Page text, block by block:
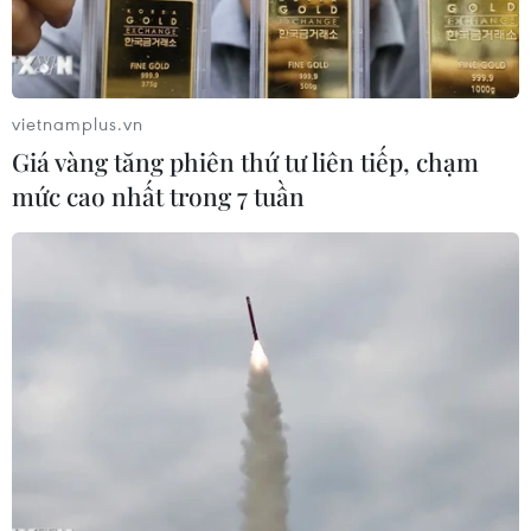
Hà Nội.
Một khách hàng nhí tỏ ra 'nghiêm túc' khi vừa được cắt kiểu
đầu giống nhà lãnh đạo Triều Tiên Kim Jong-un. (Ảnh: Minh
Sơn/Vietnam+)
Bên lề Hội nghị Thượng đỉnh Mỹ-Triều lần hai
vietnamplus.vn
Giá vàng tăng phiên thứ tư liên tiếp, chạm
mức cao nhất trong 7 tuần